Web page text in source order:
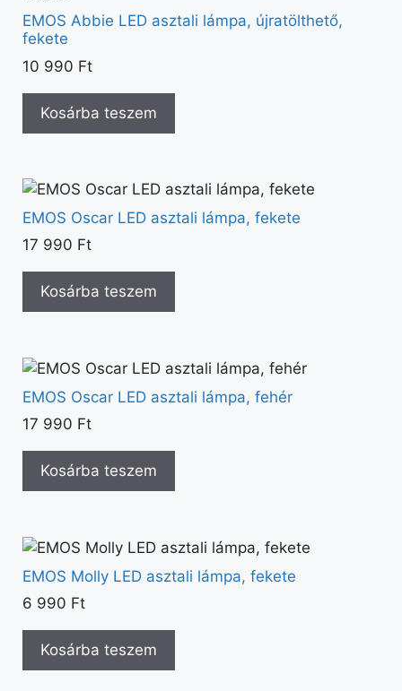
EMOS Abbie LED asztali lámpa, újratölthető,
fekete
10 990 Ft
Kosárba teszem
EMOS Oscar LED asztali lámpa, fekete
17 990 Ft
Kosárba teszem
EMOS Oscar LED asztali lámpa, fehér
17 990 Ft
Kosárba teszem
EMOS Molly LED asztali lámpa, fekete
6 990 Ft
Kosárba teszem